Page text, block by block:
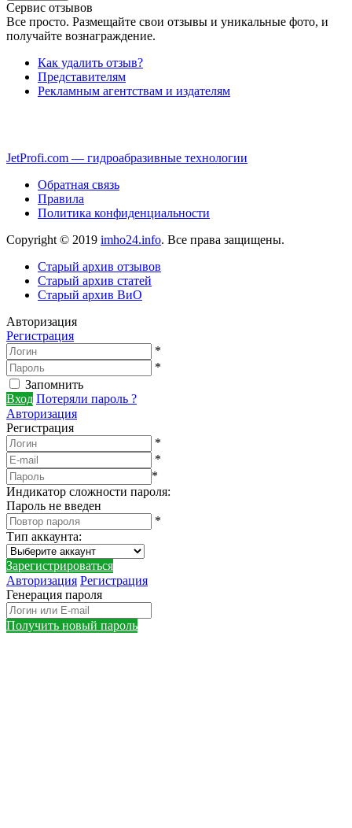
Сервис отзывов
Все просто. Размещайте свои отзывы и уникальные фото, и
получайте вознаграждение.
Как удалить отзыв?
Представителям
Рекламным агентствам и издателям
JetProfi.com — гидроабразивные технологии
Обратная связь
Правила
Политика конфиденциальности
Copyright © 2019 imho24.info. Все права защищены.
Старый архив отзывов
Старый архив статей
Старый архив ВиО
Авторизация
Регистрация
*
*
Запомнить
Вход Потеряли пароль ?
Авторизация
Регистрация
*
*
*
Индикатор сложности пароля:
Пароль не введен
*
Тип аккаунта:
Зарегистрироваться
Авторизация Регистрация
Генерация пароля
Получить новый пароль